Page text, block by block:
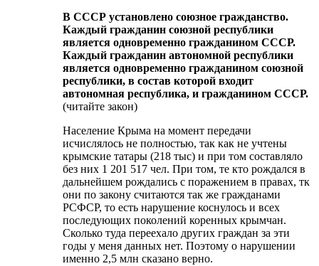
В СССР установлено союзное гражданство.
Каждый гражданин союзной республики
является одновременно гражданином СССР.
Каждый гражданин автономной республики
является одновременно гражданином союзной
республики, в состав которой входит
автономная республика, и гражданином СССР.
(читайте закон)
Население Крыма на момент передачи
исчислялось не полностью, так как не учтены
крымские татары (218 тыс) и при том составляло
без них 1 201 517 чел. При том, те кто рождался в
дальнейшем рождались с поражением в правах, тк
они по закону считаются так же гражданами
РСФСР, то есть нарушение коснулось и всех
последующих поколений коренных крымчан.
Сколько туда переехало других граждан за эти
годы у меня данных нет. Поэтому о нарушении
именно 2,5 млн сказано верно.